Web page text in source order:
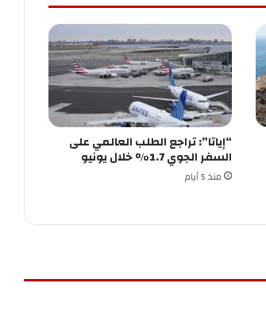
“إياتا”: تراجع الطلب العالمي على
السفر الجوي 1.7% خلال يونيو
منذ 5 أيام